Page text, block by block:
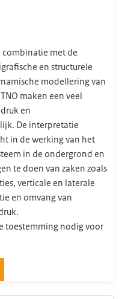
combinatie met de
en structurele
modellering van
maken een veel
en
De interpretatie
in de werking van het
in de ondergrond en
te doen van zaken zoals
verticale en laterale
en omvang van
toestemming nodig voor